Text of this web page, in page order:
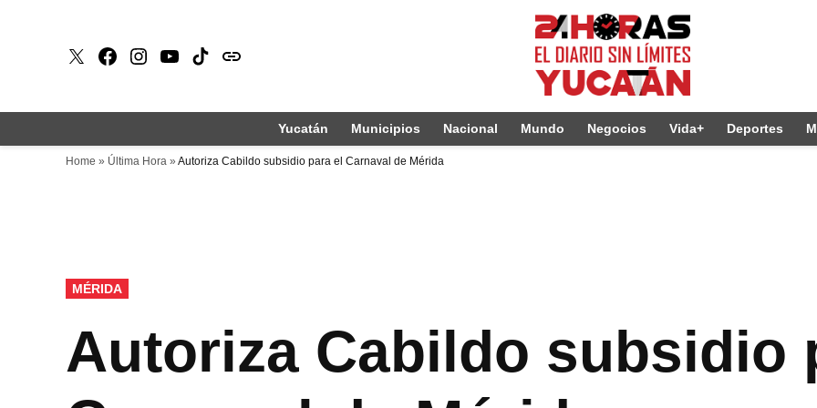
X Faceboook
Instagram
Youtube
Tiktokissuu
Yucatán Municipios Nacional Mundo Negocios Vida+ Deportes
Home » Última Hora » Autoriza Cabildo subsidio para el Carnaval de Mérida
PUBLICADO
EN
MÉRIDA
Autoriza Cabildo subsidio